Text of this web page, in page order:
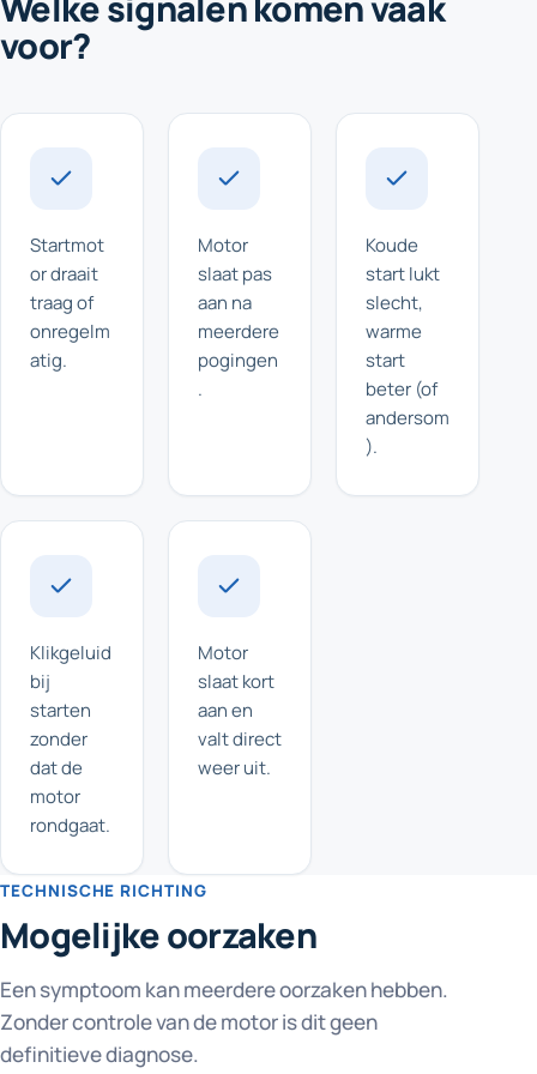
voor?
Startmot
or draait
traag of
onregelm
atig.
Motor
slaat pas
aan na
meerdere
pogingen
.
Koude
start lukt
slecht,
warme
start
beter (of
andersom
).
Klikgeluid
bij
starten
zonder
dat de
motor
rondgaat.
Motor
slaat kort
aan en
valt direct
weer uit.
TECHNISCHE RICHTING
Mogelijke oorzaken
Een symptoom kan meerdere oorzaken hebben.
Zonder controle van de motor is dit geen
definitieve diagnose.